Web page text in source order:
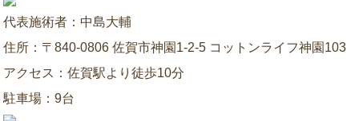
代表施術者：中島大輔
住所：〒840-0806 佐賀市神園1-2-5 コットンライフ神園103
アクセス：佐賀駅より徒歩10分
駐車場：9台